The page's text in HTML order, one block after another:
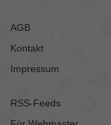
AGB
Kontakt
Impressum
RSS-Feeds